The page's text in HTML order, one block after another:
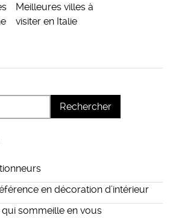
Meilleures villes à
visiter en Italie
en décoration d’intérieur
qui sommeille en vous